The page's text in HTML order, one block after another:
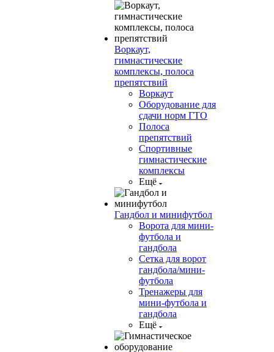
Воркаут,
гимнастические
комплексы, полоса
препятствий
Воркаут
Оборудование для
сдачи норм ГТО
Полоса
препятствий
Спортивные
гимнастические
комплексы
Ещё
Гандбол и минифутбол
Ворота для мини-
футбола и
гандбола
Сетка для ворот
гандбола/мини-
футбола
Тренажеры для
мини-футбола и
гандбола
Ещё